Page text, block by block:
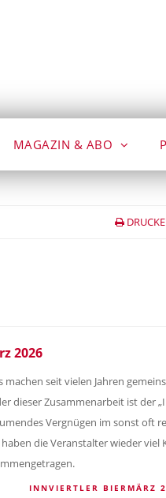
MAGAZIN & ABO
2026
seit vielen Jahren
dieser Zusammenarbeit ist der
Vergnügen im sonst oft
die Veranstalter wieder viel
INNVIERTLER BIERMÄRZ